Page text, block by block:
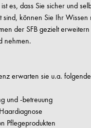
es, dass Sie sicher und
sind, können Sie Ihr Wissen
der SFB gezielt
nehmen.
erwarten sie u.a.
und -betreuung
Pflegeprodukten